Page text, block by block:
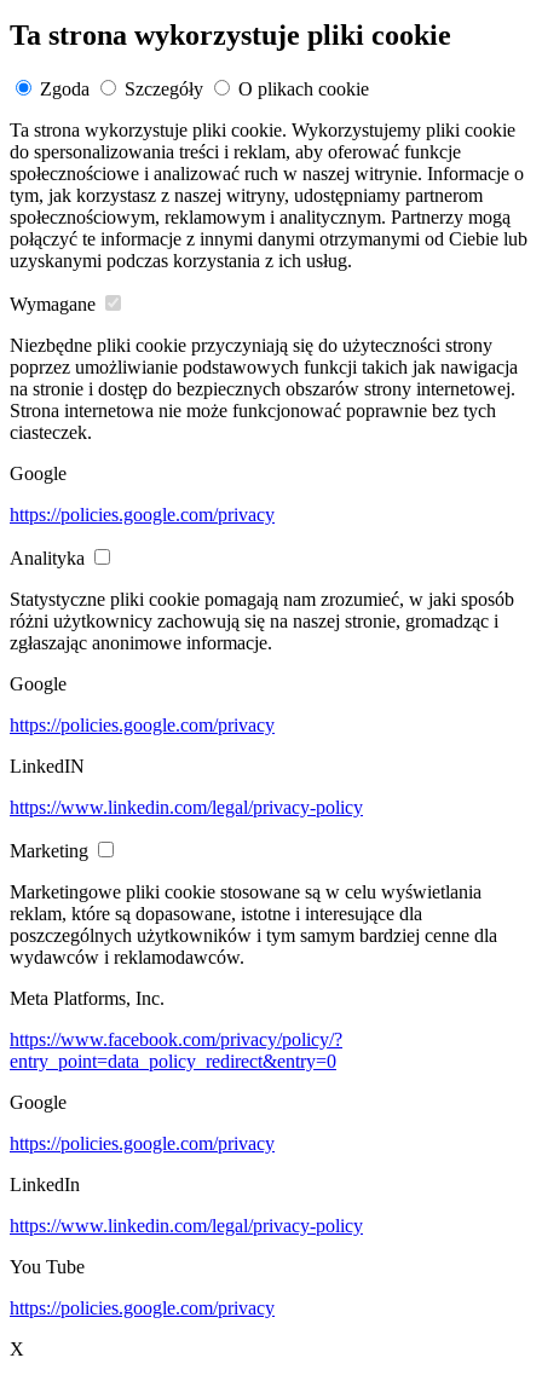
Ta strona wykorzystuje pliki cookie
Zgoda Szczegóły
O plikach cookie
Ta strona wykorzystuje pliki cookie. Wykorzystujemy pliki cookie
do spersonalizowania treści i reklam, aby oferować funkcje
społecznościowe i analizować ruch w naszej witrynie. Informacje o
tym, jak korzystasz z naszej witryny, udostępniamy partnerom
społecznościowym, reklamowym i analitycznym. Partnerzy mogą
połączyć te informacje z innymi danymi otrzymanymi od Ciebie lub
uzyskanymi podczas korzystania z ich usług.
Wymagane
Niezbędne pliki cookie przyczyniają się do użyteczności strony
poprzez umożliwianie podstawowych funkcji takich jak nawigacja
na stronie i dostęp do bezpiecznych obszarów strony internetowej.
Strona internetowa nie może funkcjonować poprawnie bez tych
ciasteczek.
Google
https://policies.google.com/privacy
Analityka
Statystyczne pliki cookie pomagają nam zrozumieć, w jaki sposób
różni użytkownicy zachowują się na naszej stronie, gromadząc i
zgłaszając anonimowe informacje.
Google
https://policies.google.com/privacy
LinkedIN
https://www.linkedin.com/legal/privacy-policy
Marketing
Marketingowe pliki cookie stosowane są w celu wyświetlania
reklam, które są dopasowane, istotne i interesujące dla
poszczególnych użytkowników i tym samym bardziej cenne dla
wydawców i reklamodawców.
Meta Platforms, Inc.
https://www.facebook.com/privacy/policy/?
entry_point=data_policy_redirect&entry=0
Google
https://policies.google.com/privacy
LinkedIn
https://www.linkedin.com/legal/privacy-policy
You Tube
https://policies.google.com/privacy
X